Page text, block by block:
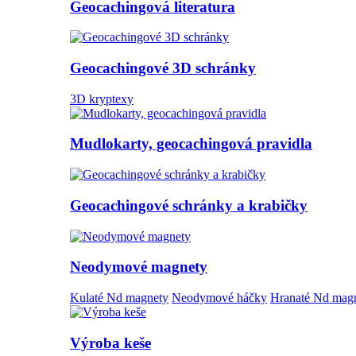
Geocachingová literatura
Geocachingové 3D schránky
3D kryptexy
Mudlokarty, geocachingová pravidla
Geocachingové schránky a krabičky
Neodymové magnety
Kulaté Nd magnety Neodymové háčky Hranaté Nd
Výroba keše